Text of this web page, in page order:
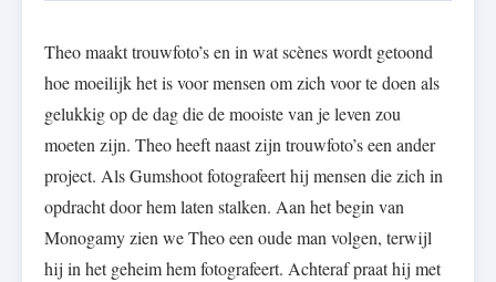
Theo maakt trouwfoto’s en in wat scènes wordt getoond
hoe moeilijk het is voor mensen om zich voor te doen als
gelukkig op de dag die de mooiste van je leven zou
moeten zijn. Theo heeft naast zijn trouwfoto’s een ander
project. Als Gumshoot fotografeert hij mensen die zich in
opdracht door hem laten stalken. Aan het begin van
Monogamy zien we Theo een oude man volgen, terwijl
hij in het geheim hem fotografeert. Achteraf praat hij met